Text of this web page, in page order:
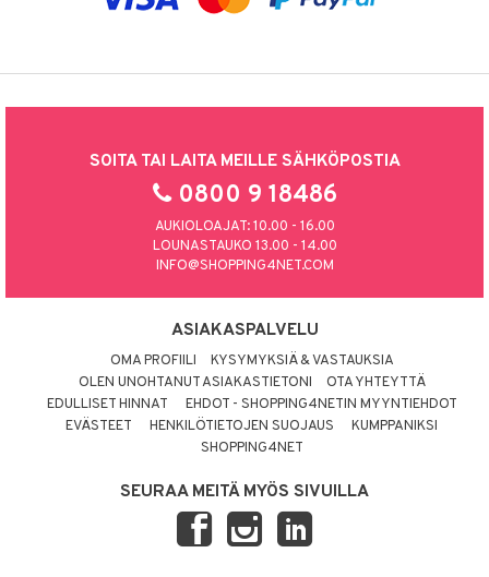
SOITA TAI LAITA MEILLE SÄHKÖPOSTIA
0800 9 18486
AUKIOLOAJAT: 10.00 - 16.00
LOUNASTAUKO 13.00 - 14.00
INFO@SHOPPING4NET.COM
ASIAKASPALVELU
OMA PROFIILI
KYSYMYKSIÄ & VASTAUKSIA
OLEN UNOHTANUT ASIAKASTIETONI
OTA YHTEYTTÄ
EDULLISET HINNAT
EHDOT - SHOPPING4NETIN MYYNTIEHDOT
EVÄSTEET
HENKILÖTIETOJEN SUOJAUS
KUMPPANIKSI
SHOPPING4NET
SEURAA MEITÄ MYÖS SIVUILLA